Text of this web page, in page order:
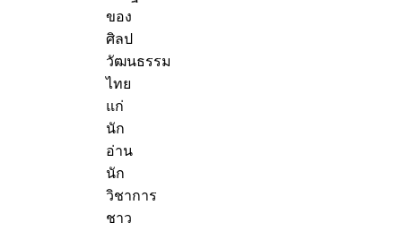
ของ
ศิลป
วัฒนธรรม
ไทย
แก่
นัก
อ่าน
นัก
วิชาการ
ชาว